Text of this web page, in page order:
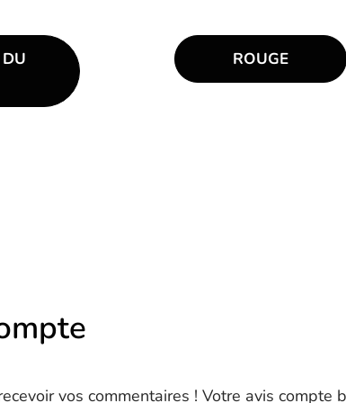
ROUGE
vos commentaires ! Votre avis